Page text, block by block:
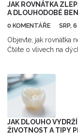
JAK ROVNÁTKA
A DLOUHODOBÉ
0 KOMENTÁŘE SRP,
Objevte, jak rovnátka
Čtěte o vlivech na
JAK DLOUHO
ŽIVOTNOST A TIPY